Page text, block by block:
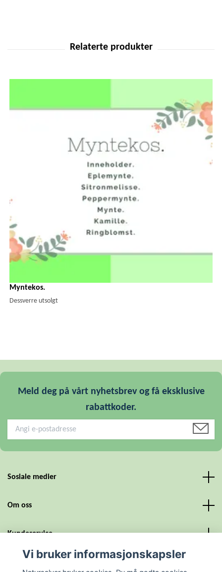
Myntekos.
Dessverre utsolgt
Meld deg på vårt nyhetsbrev og få eksklusive
rabattkoder.
Sosiale medier
Om oss
Kundeservice
Vi bruker informasjonskapsler